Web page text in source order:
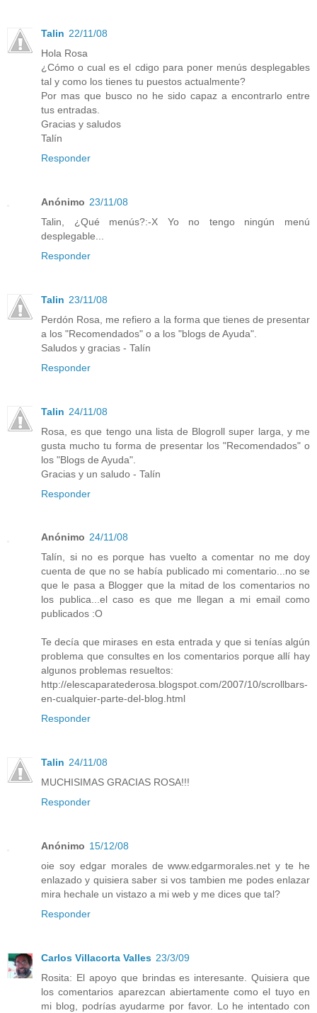
Talin 22/11/08
Hola Rosa
¿Cómo o cual es el cdigo para poner menús desplegables
tal y como los tienes tu puestos actualmente?
Por mas que busco no he sido capaz a encontrarlo entre
tus entradas.
Gracias y saludos
Talín
Responder
Anónimo 23/11/08
Talin, ¿Qué menús?:-X Yo no tengo ningún menú
desplegable...
Responder
Talin 23/11/08
Perdón Rosa, me refiero a la forma que tienes de presentar
a los "Recomendados" o a los "blogs de Ayuda".
Saludos y gracias - Talín
Responder
Talin 24/11/08
Rosa, es que tengo una lista de Blogroll super larga, y me
gusta mucho tu forma de presentar los "Recomendados" o
los "Blogs de Ayuda".
Gracias y un saludo - Talín
Responder
Anónimo 24/11/08
Talín, si no es porque has vuelto a comentar no me doy
cuenta de que no se había publicado mi comentario...no se
que le pasa a Blogger que la mitad de los comentarios no
los publica...el caso es que me llegan a mi email como
publicados :O
Te decía que mirases en esta entrada y que si tenías algún
problema que consultes en los comentarios porque allí hay
algunos problemas resueltos:
http://elescaparatederosa.blogspot.com/2007/10/scrollbars-
en-cualquier-parte-del-blog.html
Responder
Talin 24/11/08
MUCHISIMAS GRACIAS ROSA!!!
Responder
Anónimo 15/12/08
oie soy edgar morales de www.edgarmorales.net y te he
enlazado y quisiera saber si vos tambien me podes enlazar
mira hechale un vistazo a mi web y me dices que tal?
Responder
Carlos Villacorta Valles 23/3/09
Rosita: El apoyo que brindas es interesante. Quisiera que
los comentarios aparezcan abiertamente como el tuyo en
mi blog, podrías ayudarme por favor. Lo he intentado con